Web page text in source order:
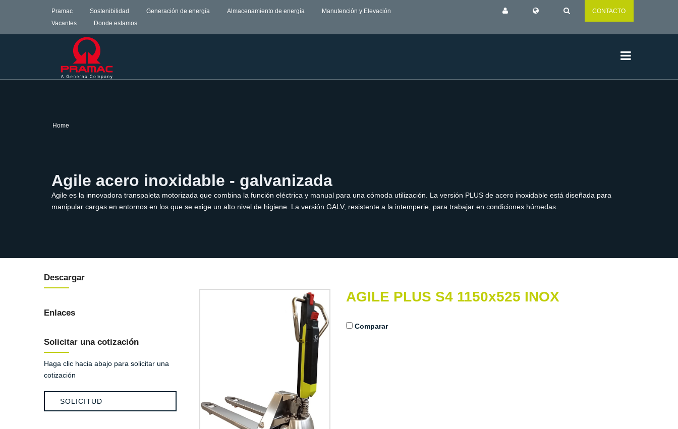
Pramac Sostenibilidad Generación de energía Almacenamiento de energía
Manutención y Elevación
Vacantes
Donde estamos
CONTACTO
Home
Agile acero inoxidable - galvanizada
Agile es la innovadora transpaleta motorizada que combina la función eléctrica y manual para una cómoda utilización. La versión PLUS de acero inoxidable está diseñada para
manipular cargas en entornos en los que se exige un alto nivel de higiene. La versión GALV, resistente a la intemperie, para trabajar en condiciones húmedas.
Descargar
Enlaces
Solicitar una cotización
Haga clic hacia abajo para solicitar una
cotización
SOLICITUD
AGILE PLUS S4 1150x525 INOX
Comparar